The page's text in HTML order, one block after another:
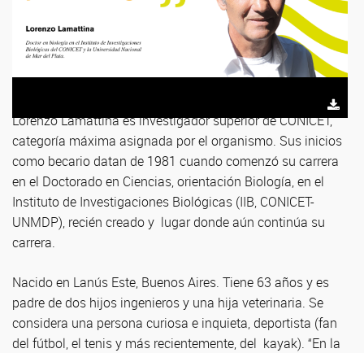
Lorenzo Lamattina es investigador superior de CONICET,
categoría máxima asignada por el organismo. Sus inicios
como becario datan de 1981 cuando comenzó su carrera
en el Doctorado en Ciencias, orientación Biología, en el
Instituto de Investigaciones Biológicas (IIB, CONICET-
UNMDP), recién creado y lugar donde aún continúa su
carrera.
Nacido en Lanús Este, Buenos Aires. Tiene 63 años y es
padre de dos hijos ingenieros y una hija veterinaria. Se
considera una persona curiosa e inquieta, deportista (fan
del fútbol, el tenis y más recientemente, del kayak). “En la